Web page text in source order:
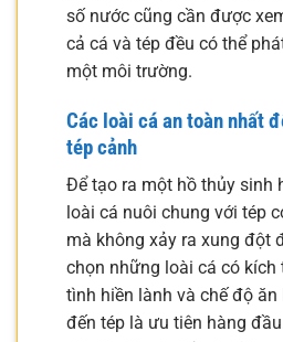
số nước cũng cần được
cả cá và tép đều có thể
một môi trường.
Các loài cá an toàn nhất
tép cảnh
Để tạo ra một hồ thủy sinh
loài cá nuôi chung với tép
mà không xảy ra xung đột
chọn những loài cá có kích
tình hiền lành và chế độ ăn
đến tép là ưu tiên hàng